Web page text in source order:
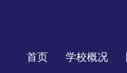
首页 学校概况